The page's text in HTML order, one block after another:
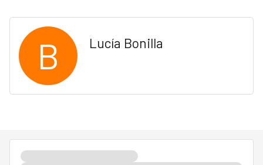
B Lucía Bonilla